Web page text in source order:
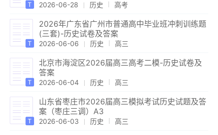
2026-06-28 历史 高考
2026年广东省广州市普通高中毕业班冲刺训练题
(三套)-历史试卷及答案
2026-06-06 历史 高三
北京市海淀区2026届高三高考二模-历史试卷及
答案
2026-06-04 历史 高三
山东省枣庄市2026届高三模拟考试历史试题及答
案（枣庄三调）A3
2026-06-03 历史 高三